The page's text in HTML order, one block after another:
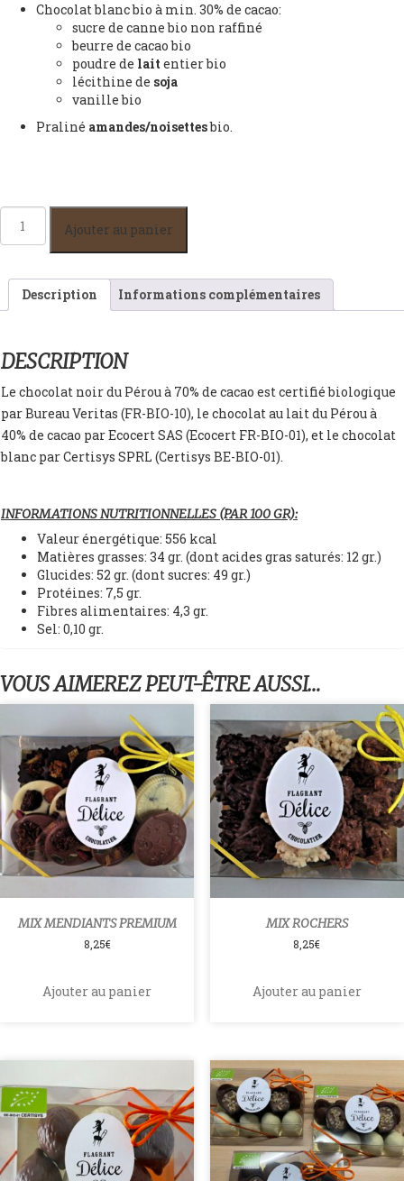
Chocolat blanc bio à min. 30% de cacao:
sucre de canne bio non raffiné
beurre de cacao bio
poudre de lait entier bio
lécithine de soja
vanille bio
Praliné amandes/noisettesbio.
quantité
Mix
(☑︎
retrait
Ajouter au panier
Description Informations complémentaires
DESCRIPTION
Le chocolat noir du Pérou à 70% de cacao est certifié biologique
par Bureau Veritas (FR-BIO-10), le chocolat au lait du Pérou à
40% de cacao par Ecocert SAS (Ecocert FR-BIO-01), et le chocolat
blanc par Certisys SPRL (Certisys BE-BIO-01).
INFORMATIONS NUTRITIONNELLES (PAR 100 GR):
Valeur énergétique: 556 kcal
Matières grasses: 34 gr. (dont acides gras saturés: 12 gr.)
Glucides: 52 gr. (dont sucres: 49 gr.)
Protéines: 7,5 gr.
Fibres alimentaires: 4,3 gr.
Sel: 0,10 gr.
VOUS AIMEREZ PEUT-ÊTRE AUSSI…
MIX MENDIANTS PREMIUM
8,25€
Ajouter au panier
MIX ROCHERS
8,25€
Ajouter au panier